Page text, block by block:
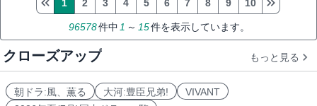
96578件中 1 ～ 15件を表示しています。
1 2 3 4 5 6 7 8 9 10
クローズアップ もっと見る
朝ドラ:風、薫る 大河:豊臣兄弟!
VIVANT